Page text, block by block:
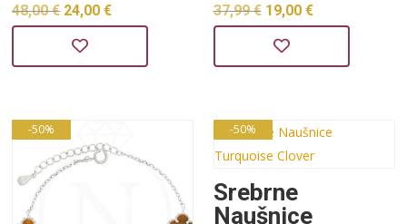
48,00€ Izvorna
cijena
bila
48,00 €.
24,00€
je:
37,99€ Izvorna
cijena
bila
37,99 €.
19,00 €
je:
-50% -50%
Srebrne
Naušnice